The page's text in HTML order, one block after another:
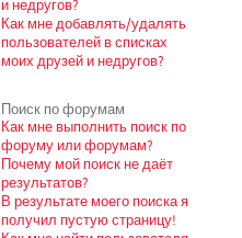
и недругов?
Как мне добавлять/удалять
пользователей в списках
моих друзей и недругов?
Поиск по форумам
Как мне выполнить поиск по
форуму или форумам?
Почему мой поиск не даёт
результатов?
В результате моего поиска я
получил пустую страницу!